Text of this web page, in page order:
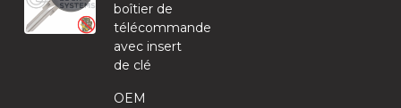
boîtier de
télécommande
avec insert
de clé
OEM